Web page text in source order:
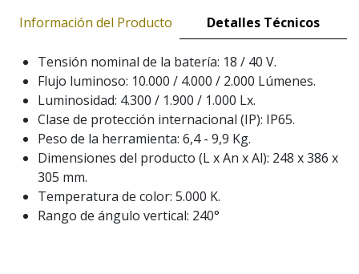
Información del Producto Detalles Técnicos
Tensión nominal de la batería: 18 / 40 V.
Flujo luminoso: 10.000 / 4.000 / 2.000 Lúmenes.
Luminosidad: 4.300 / 1.900 / 1.000 Lx.
Clase de protección internacional (IP): IP65.
Peso de la herramienta: 6,4 - 9,9 Kg.
Dimensiones del producto (L x An x Al): 248 x 386 x
305 mm.
Temperatura de color: 5.000 K.
Rango de ángulo vertical: 240°